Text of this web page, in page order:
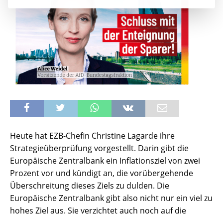
Heute hat EZB-Chefin Christine Lagarde ihre
Strategieüberprüfung vorgestellt. Darin gibt die
Europäische Zentralbank ein Inflationsziel von zwei
Prozent vor und kündigt an, die vorübergehende
Überschreitung dieses Ziels zu dulden. Die
Europäische Zentralbank gibt also nicht nur ein viel zu
hohes Ziel aus. Sie verzichtet auch noch auf die